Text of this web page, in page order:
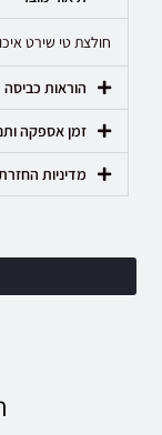
חולצת טי שירט
הוראות כביסה
זמן אספקה
מדיניות